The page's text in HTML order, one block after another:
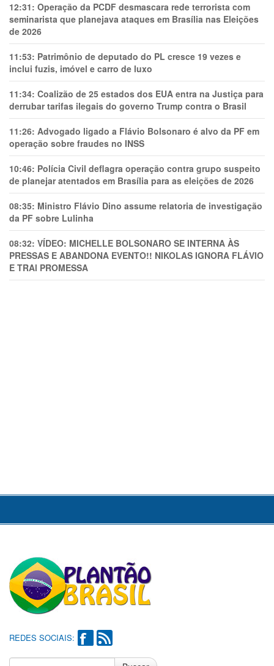
12:31: Operação da PCDF desmascara rede terrorista com
seminarista que planejava ataques em Brasília nas Eleições
de 2026
11:53: Patrimônio de deputado do PL cresce 19 vezes e
inclui fuzis, imóvel e carro de luxo
11:34: Coalizão de 25 estados dos EUA entra na Justiça para
derrubar tarifas ilegais do governo Trump contra o Brasil
11:26: Advogado ligado a Flávio Bolsonaro é alvo da PF em
operação sobre fraudes no INSS
10:46: Polícia Civil deflagra operação contra grupo suspeito
de planejar atentados em Brasília para as eleições de 2026
08:35: Ministro Flávio Dino assume relatoria de investigação
da PF sobre Lulinha
08:32: VÍDEO: MICHELLE BOLSONARO SE INTERNA ÀS
PRESSAS E ABANDONA EVENTO!! NIKOLAS IGNORA FLÁVIO
E TRAl PROMESSA
REDES SOCIAIS: